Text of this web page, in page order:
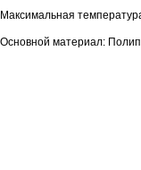
Максимальная
Основной материал: